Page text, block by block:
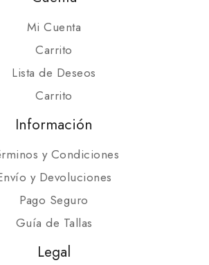
Mi Cuenta
Carrito
Lista de Deseos
Carrito
Información
y Condiciones
y Devoluciones
Pago Seguro
Guía de Tallas
Legal